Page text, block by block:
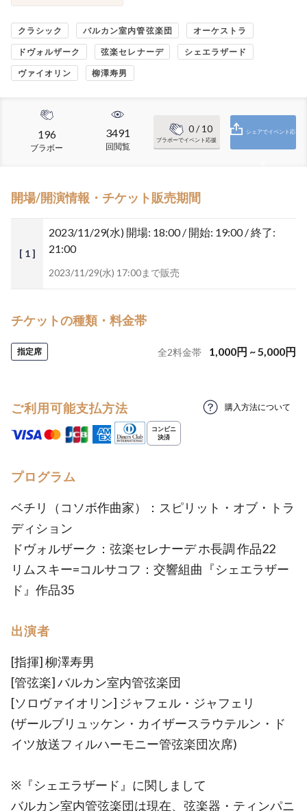
クラシック バルカン室内管弦楽団 オーケストラ
ドヴォルザーク 弦楽セレナーデ シェエラザード
ヴァイオリン 柳澤寿男
196
ブラボー
3491
回閲覧
0/ 10
ブラボーでイベント応援
シェアでイベント応
開場/開演情報・チケット販売期間
[ 1 ]
2023/11/29(水) 開場: 18:00 / 開始: 19:00 / 終了:
21:00
2023/11/29(水) 17:00まで販売
チケットの種類・料金帯
指定席 全2料金帯 1,000円 ~5,000円
ご利用可能支払方法 購入方法について
プログラム
ベチリ（コソボ作曲家）：スピリット・オブ・トラ
ディション
ドヴォルザーク：弦楽セレナーデ ホ長調 作品22
リムスキー=コルサコフ：交響組曲『シェエラザー
ド』作品35
出演者
[指揮] 柳澤寿男
[管弦楽] バルカン室内管弦楽団
[ソロヴァイオリン] ジャフェル・ジャフェリ
(ザールブリュッケン・カイザースラウテルン・ド
イツ放送フィルハーモニー管弦楽団次席)
※『シェエラザード』に関しまして
バルカン室内管弦楽団は現在、弦楽器・ティンパニ